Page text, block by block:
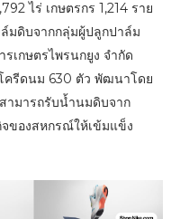
ไร่ เกษตรกร 1,214 ราย
มดิบจากกลุ่มผู้ปลูกปาล์ม
เกษตรไพรนกยูง จำกัด
ครีดนม 630 ตัว พัฒนาโดย
ามารถรับน้ำนมดิบจาก
ของสหกรณ์ให้เข้มแข็ง